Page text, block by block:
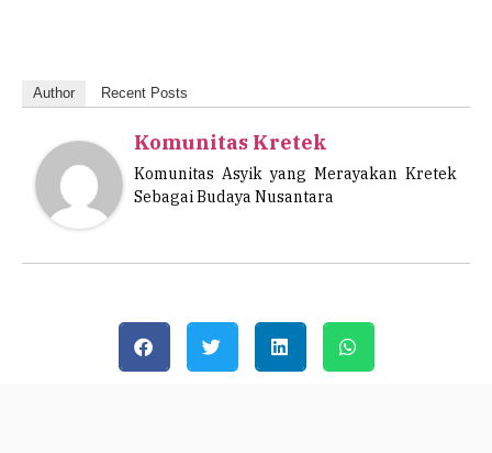
Author Recent Posts
Komunitas Kretek
Komunitas Asyik yang Merayakan Kretek
Sebagai Budaya Nusantara